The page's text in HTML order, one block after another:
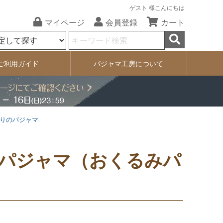
ゲスト 様こんにちは
マイページ 会員登録 カート
利用ガイド パジャマ工房について
のパジャマ
ジャマ（おくるみパ